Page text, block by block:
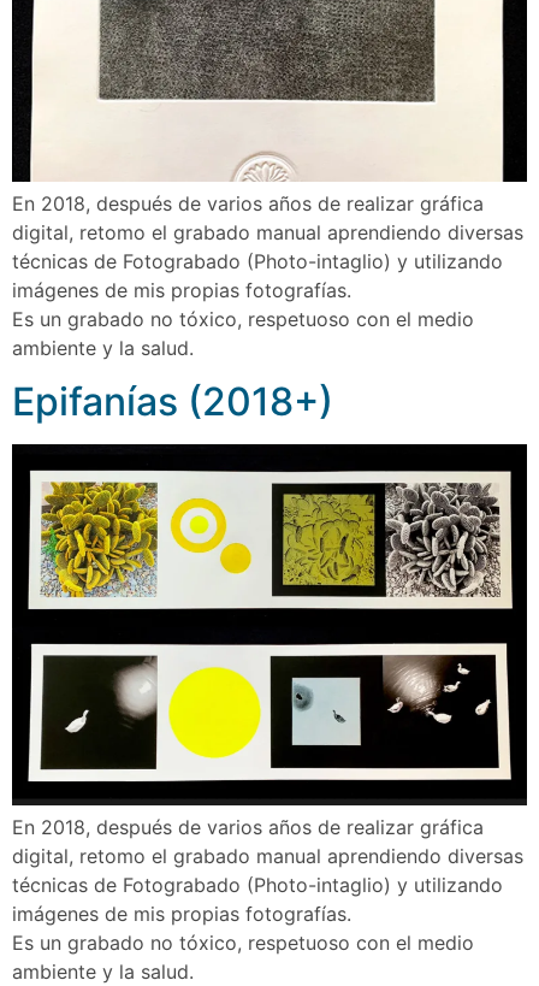
En 2018, después de varios años de realizar gráfica
digital, retomo el grabado manual aprendiendo diversas
técnicas de Fotograbado (Photo-intaglio) y utilizando
imágenes de mis propias fotografı́as.
Es un grabado no tóxico, respetuoso con el medio
ambiente y la salud.
Epifanías (2018+)
En 2018, después de varios años de realizar gráfica
digital, retomo el grabado manual aprendiendo diversas
técnicas de Fotograbado (Photo-intaglio) y utilizando
imágenes de mis propias fotografı́as.
Es un grabado no tóxico, respetuoso con el medio
ambiente y la salud.